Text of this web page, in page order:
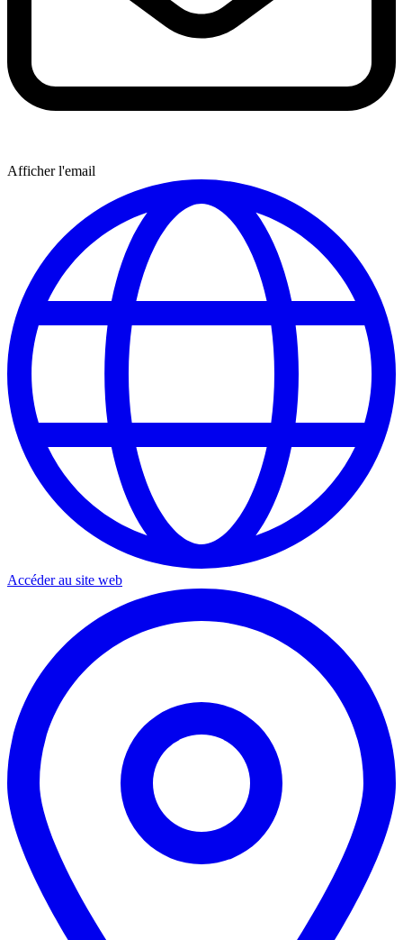
Afficher l'email
Accéder au site web